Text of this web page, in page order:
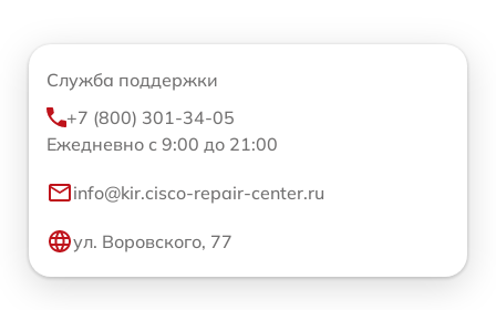
Служба поддержки
+7 (800) 301-34-05
Ежедневно с 9:00 до 21:00
info@kir.cisco-repair-center.ru
ул. Воровского, 77